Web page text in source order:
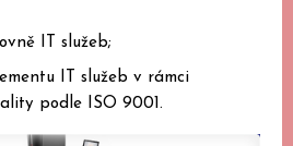
IT služeb;
IT služeb v rámci
podle ISO 9001.